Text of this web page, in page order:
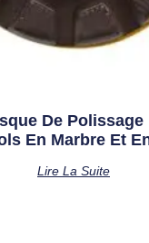
De Polissage
En Marbre Et
Lire La Suite